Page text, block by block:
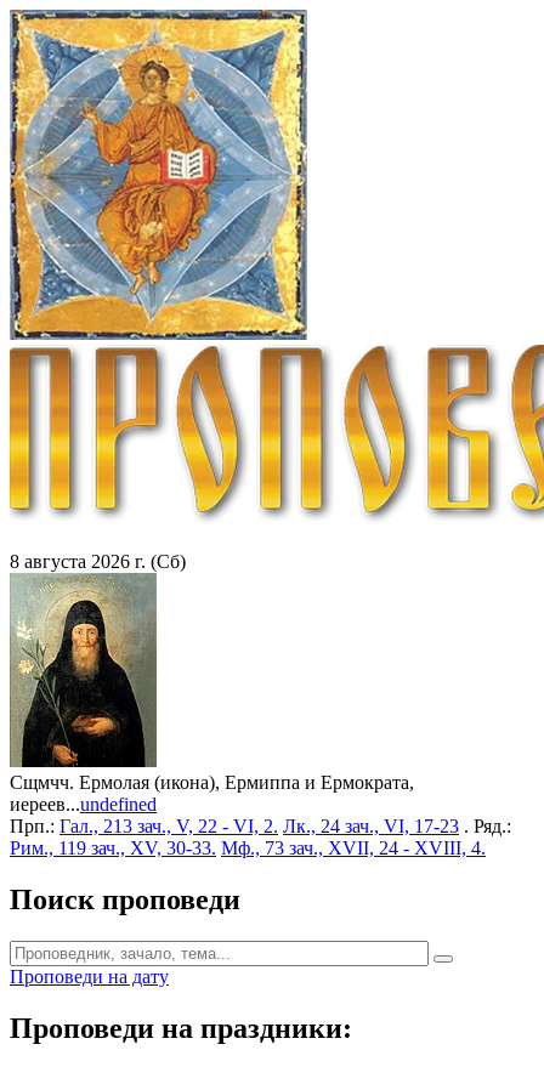
8 августа 2026 г. (Сб)
Сщмчч. Ермолая (икона), Ермиппа и Ермократа,
иереев...undefined
Прп.: Гал., 213 зач., V, 22 - VI, 2. Лк., 24 зач., VI, 17-23 . Ряд.:
Рим., 119 зач., XV, 30-33. Мф., 73 зач., XVII, 24 - XVIII, 4.
Поиск проповеди
Проповеди на дату
Проповеди на праздники: